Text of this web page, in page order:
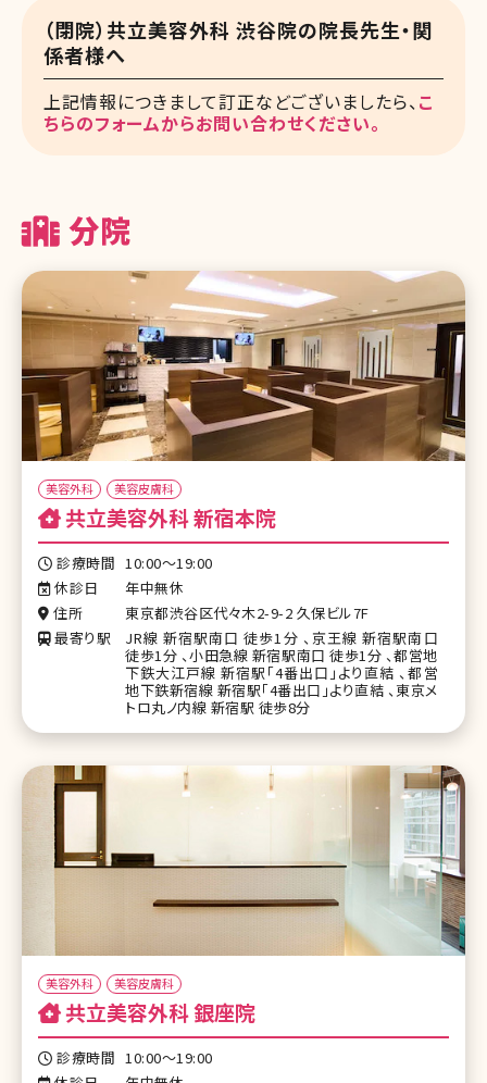
（閉院）共立美容外科 渋谷院の院長先生・関
係者様へ
上記情報につきまして訂正などございましたら、 こ
ちらのフォームからお問い合わせください。
分院
美容外科 美容皮膚科
共立美容外科 新宿本院
診療時間 10:00～19:00
休診日
年中無休
住所
東京都渋谷区代々木2-9-2 久保ビル7F
最寄り駅
JR線 新宿駅南口 徒歩1分 、京王線 新宿駅南口
徒歩1分 、小田急線 新宿駅南口 徒歩1分 、都営地
下鉄大江戸線 新宿駅「4番出口」より直結 、都営
地下鉄新宿線 新宿駅「4番出口」より直結 、東京メ
トロ丸ノ内線 新宿駅 徒歩8分
美容外科 美容皮膚科
共立美容外科 銀座院
診療時間 10:00～19:00